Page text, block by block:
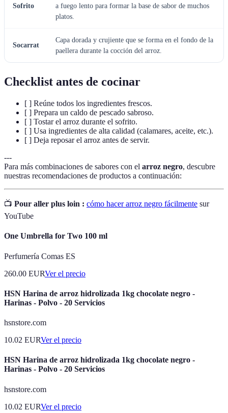
Sofrito
a fuego lento para formar la base de sabor de muchos
platos.
Socarrat
Capa dorada y crujiente que se forma en el fondo de la
paellera durante la cocción del arroz.
Checklist antes de cocinar
[ ] Reúne todos los ingredientes frescos.
[ ] Prepara un caldo de pescado sabroso.
[ ] Tostar el arroz durante el sofrito.
[ ] Usa ingredientes de alta calidad (calamares, aceite, etc.).
[ ] Deja reposar el arroz antes de servir.
---
Para más combinaciones de sabores con el arroz negro, descubre
nuestras recomendaciones de productos a continuación:
📺 Pour aller plus loin : cómo hacer arroz negro fácilmente sur
YouTube
One Umbrella for Two 100 ml
Perfumería Comas ES
260.00 EURVer el precio
HSN Harina de arroz hidrolizada 1kg chocolate negro -
Harinas - Polvo - 20 Servicios
hsnstore.com
10.02 EURVer el precio
HSN Harina de arroz hidrolizada 1kg chocolate negro -
Harinas - Polvo - 20 Servicios
hsnstore.com
10.02 EURVer el precio